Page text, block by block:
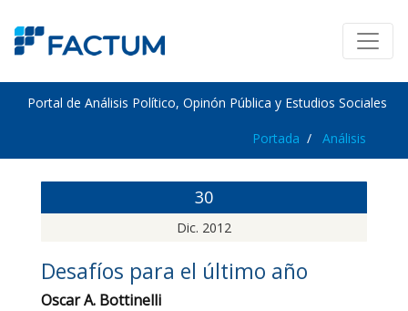
Portal de Análisis Político, Opinón Pública y Estudios Sociales
Portada Análisis
30
Dic. 2012
Desafíos para el último año
Oscar A. Bottinelli